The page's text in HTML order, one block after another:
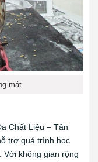
mát
Chất Liệu – Tân
trợ quá trình học
Với không gian rộng